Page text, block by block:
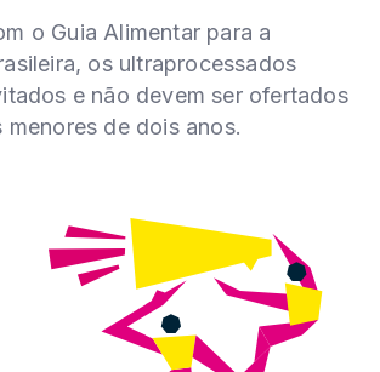
o Guia Alimentar para a
os ultraprocessados
e não devem ser ofertados
menores de dois anos.